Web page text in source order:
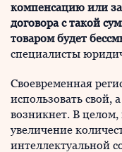
компенсацию или
договора с такой
товаром будет
специалисты
Своевременная
использовать
возникнет. В
увеличение
интеллектуальной